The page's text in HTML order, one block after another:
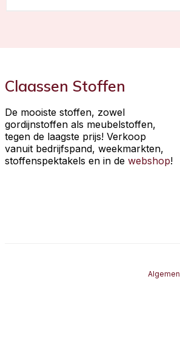
Claassen Stoffen
De mooiste stoffen, zowel
gordijnstoffen als meubelstoffen,
tegen de laagste prijs! Verkoop
vanuit bedrijfspand, weekmarkten,
stoffenspektakels en in de webshop!